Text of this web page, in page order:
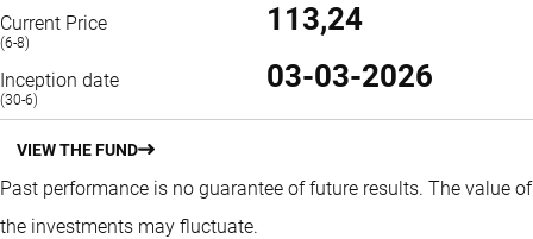
Current Price
(6-8)
113,24
Inception date
(30-6)
03-03-2026
VIEW THE FUND
Past performance is no guarantee of future results. The value of
the investments may fluctuate.